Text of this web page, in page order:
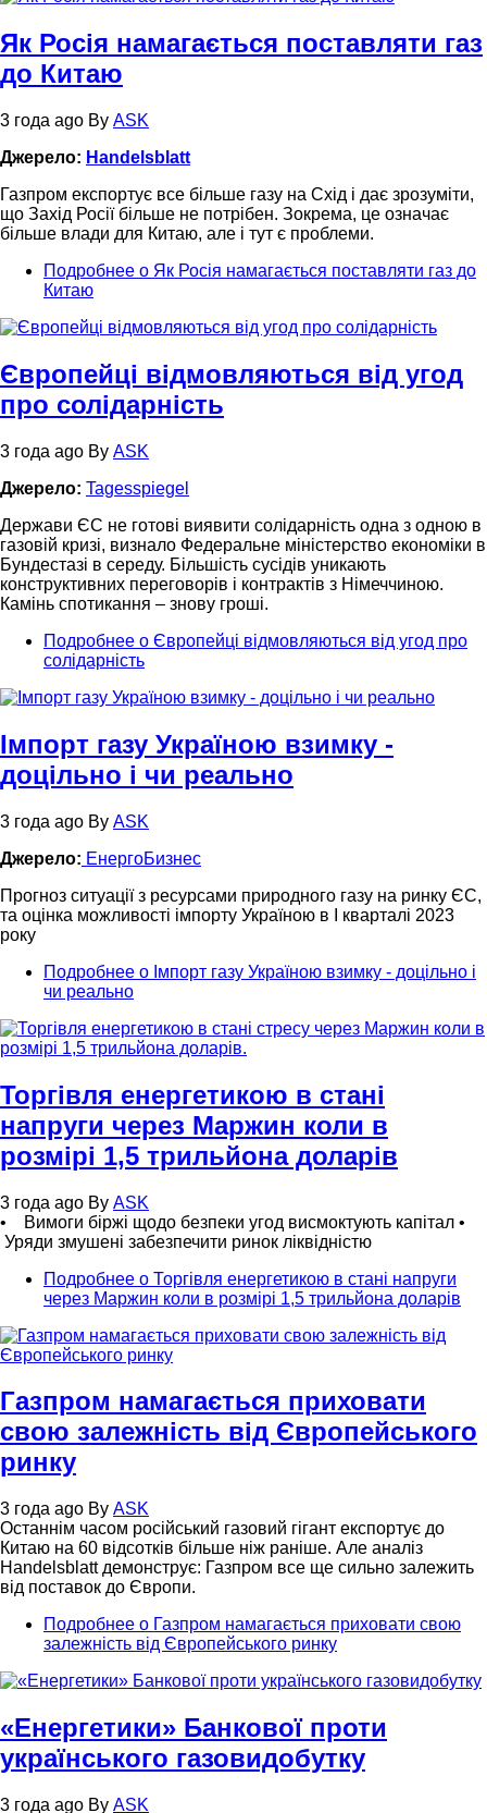
Як Росія намагається поставляти газ
до Китаю
3 года ago By ASK
Джерело: Handelsblatt
Газпром експортує все більше газу на Схід і дає зрозуміти,
що Захід Росії більше не потрібен. Зокрема, це означає
більше влади для Китаю, але і тут є проблеми.
Подробнее о Як Росія намагається поставляти газ до
Китаю
Європейці відмовляються від угод
про солідарність
3 года ago By ASK
Джерело: Tagesspiegel
Держави ЄС не готові виявити солідарність одна з одною в
газовій кризі, визнало Федеральне міністерство економіки в
Бундестазі в середу. Більшість сусідів уникають
конструктивних переговорів і контрактів з Німеччиною.
Камінь спотикання – знову гроші.
Подробнее о Європейці відмовляються від угод про
солідарність
Імпорт газу Україною взимку -
доцільно і чи реально
3 года ago By ASK
Джерело: ЕнергоБизнес
Прогноз ситуації з ресурсами природного газу на ринку ЄС,
та оцінка можливості імпорту Україною в І кварталі 2023
року
Подробнее о Імпорт газу Україною взимку - доцільно і
чи реально
Торгівля енергетикою в стані
напруги через Маржин коли в
розмірі 1,5 трильйона доларів
3 года ago By ASK
• Вимоги біржі щодо безпеки угод висмоктують капітал •
Уряди змушені забезпечити ринок ліквідністю
Подробнее о Торгівля енергетикою в стані напруги
через Маржин коли в розмірі 1,5 трильйона доларів
Газпром намагається приховати
свою залежність від Європейського
ринку
3 года ago By ASK
Останнім часом російський газовий гігант експортує до
Китаю на 60 відсотків більше ніж раніше. Але аналіз
Handelsblatt демонструє: Газпром все ще сильно залежить
від поставок до Європи.
Подробнее о Газпром намагається приховати свою
залежність від Європейського ринку
«Енергетики» Банкової проти
українського газовидобутку
3 года ago By ASK